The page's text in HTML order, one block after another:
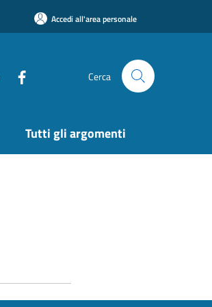
Accedi all'area personale
Cerca
Tutti gli argomenti